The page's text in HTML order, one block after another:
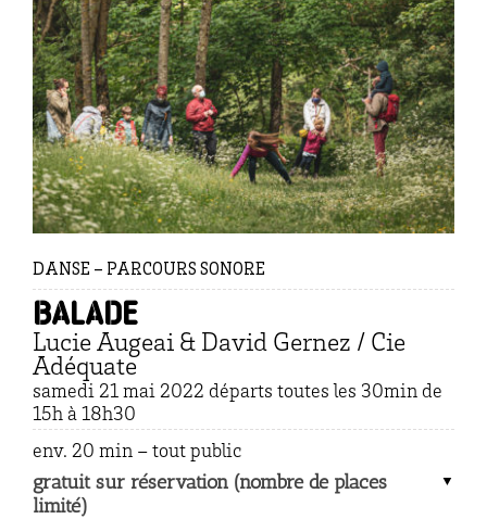
DANSE – PARCOURS SONORE
Balade
Lucie Augeai & David Gernez / Cie
Adéquate
samedi 21 mai 2022 départs toutes les 30min de
15h à 18h30
env. 20 min – tout public
gratuit sur réservation (nombre de places
limité)